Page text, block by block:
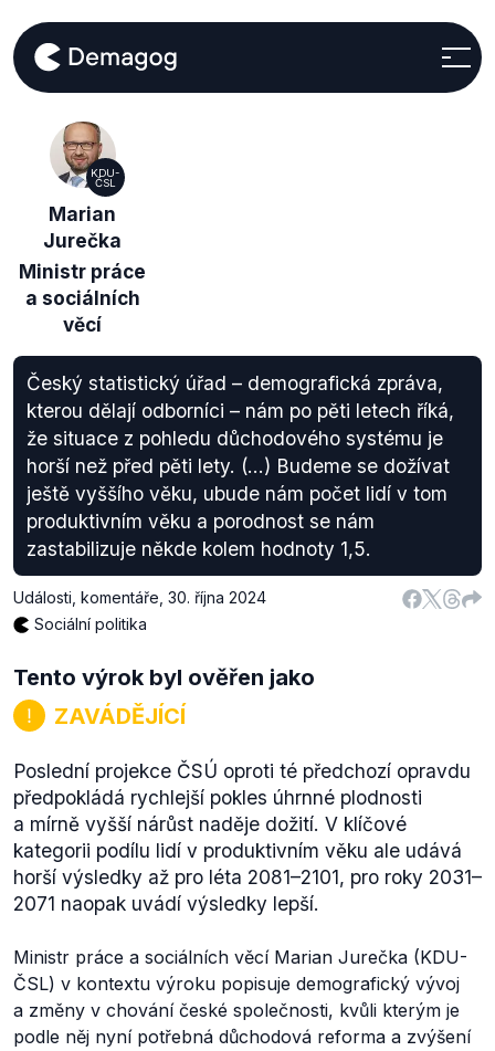
KDU-
ČSL
Marian
Jurečka
Ministr práce
a sociálních
věcí
Český statistický úřad – demografická zpráva,
kterou dělají odborníci – nám po pěti letech říká,
že situace z pohledu důchodového systému je
horší než před pěti lety. (…) Budeme se dožívat
ještě vyššího věku, ubude nám počet lidí v tom
produktivním věku a porodnost se nám
zastabilizuje někde kolem hodnoty 1,5.
Události, komentáře 30. října 2024
Sociální politika
Tento výrok byl ověřen jako
ZAVÁDĚJÍCÍ
Poslední projekce ČSÚ oproti té předchozí opravdu
předpokládá rychlejší pokles úhrnné plodnosti
a mírně vyšší nárůst naděje dožití. V klíčové
kategorii podílu lidí v produktivním věku ale udává
horší výsledky až pro léta 2081–2101, pro roky 2031–
2071 naopak uvádí výsledky lepší.
Ministr práce a sociálních věcí Marian Jurečka (KDU-
ČSL) v kontextu výroku popisuje demografický vývoj
a změny v chování české společnosti, kvůli kterým je
podle něj nyní potřebná důchodová reforma a zvýšení